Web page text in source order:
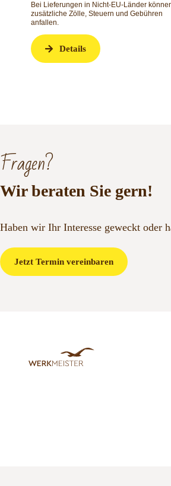
Bei Lieferungen in Nicht-EU-Länder
zusätzliche Zölle, Steuern und Gebühren
anfallen.
Details
Fragen?
Wir beraten Sie gern!
Haben wir Ihr Interesse geweckt oder
Jetzt Termin vereinbaren